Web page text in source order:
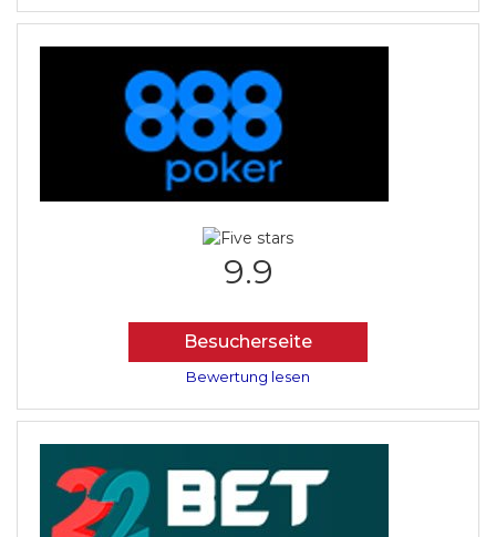
9.9
Besucherseite
Bewertung lesen